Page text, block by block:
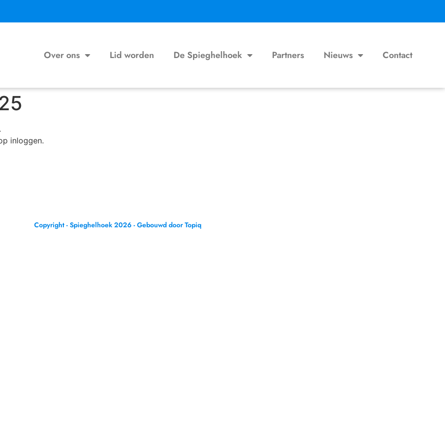
Over ons Lid worden De Spieghelhoek Partners Nieuws Contact
inloggen.
Copyright - Spieghelhoek 2026 - Gebouwd door Topiq